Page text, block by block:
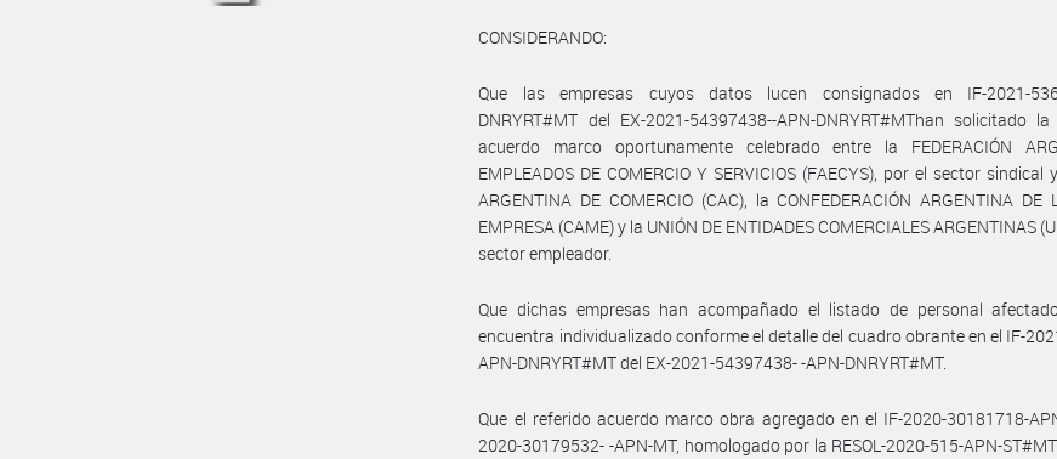
CONSIDERANDO:
Que las empresas cuyos datos lucen consignados en IF-2021-
DNRYRT#MT del EX-2021-54397438--APN-DNRYRT#MThan solicitado
acuerdo marco oportunamente celebrado entre la FEDERACIÓN
EMPLEADOS DE COMERCIO Y SERVICIOS (FAECYS), por el sector sindical
ARGENTINA DE COMERCIO (CAC), la CONFEDERACIÓN ARGENTINA DE
EMPRESA (CAME) y la UNIÓN DE ENTIDADES COMERCIALES ARGENTINAS
sector empleador.
Que dichas empresas han acompañado el listado de personal
encuentra individualizado conforme el detalle del cuadro obrante en el IF-
APN-DNRYRT#MT del EX-2021-54397438- -APN-DNRYRT#MT.
Que el referido acuerdo marco obra agregado en el IF-2020-30181718-
2020-30179532- -APN-MT, homologado por la RESOL-2020-515-APN-